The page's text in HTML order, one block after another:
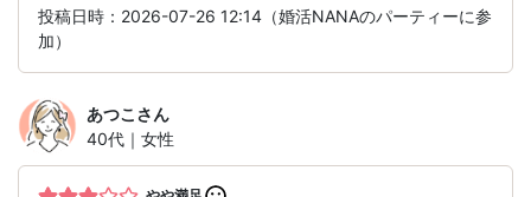
投稿日時：2026-07-26 12:14（婚活NANAのパーティーに参
加）
あつこ さん
40代｜女性